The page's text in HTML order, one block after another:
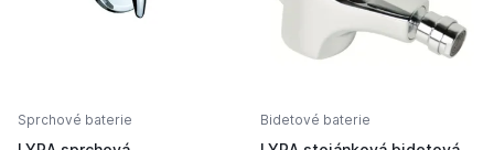
Sprchové baterie Bidetové baterie